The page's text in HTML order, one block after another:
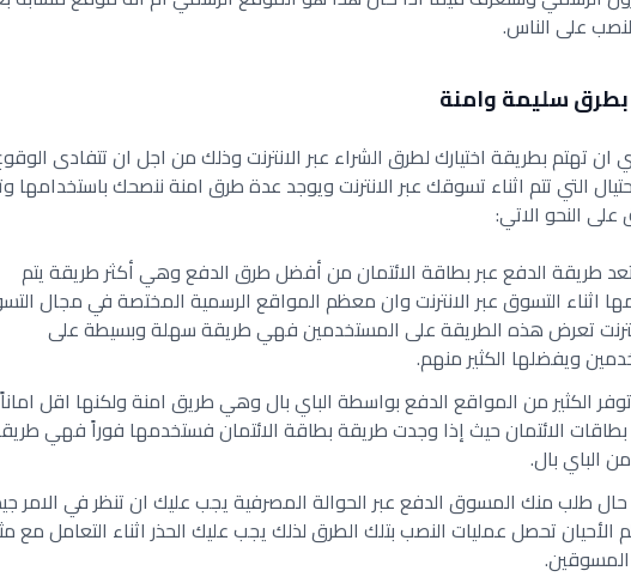
على الناس.
ان تهتم بطريقة اختيارك لطرق الشراء عبر الانترنت وذلك من اجل ان تتفادى
التي تتم اثناء تسوقك عبر الانترنت ويوجد عدة طرق امنة ننصحك
النحو الاتي:
تعد طريقة الدفع عبر بطاقة الائتمان من أفضل طرق الدفع وهي أكثر طريقة يتم
اثناء التسوق عبر الانترنت وان معظم المواقع الرسمية المختصة في مجال
تعرض هذه الطريقة على المستخدمين فهي طريقة سهلة وبسيطة على
ويفضلها الكثير منهم.
الكثير من المواقع الدفع بواسطة الباي بال وهي طريق امنة ولكنها اقل
الائتمان حيث إذا وجدت طريقة بطاقة الائتمان فستخدمها فوراً فهي
الباي بال.
طلب منك المسوق الدفع عبر الحوالة المصرفية يجب عليك ان تنظر في الامر
تحصل عمليات النصب بتلك الطرق لذلك يجب عليك الحذر اثناء التعامل مع